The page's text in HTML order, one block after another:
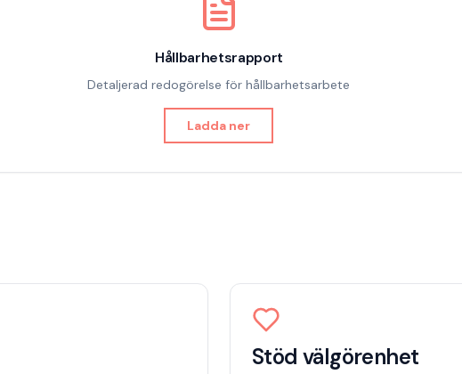
Hållbarhetsrapport
Detaljerad redogörelse för hållbarhetsarbete
Ladda ner
Stöd välgörenhet